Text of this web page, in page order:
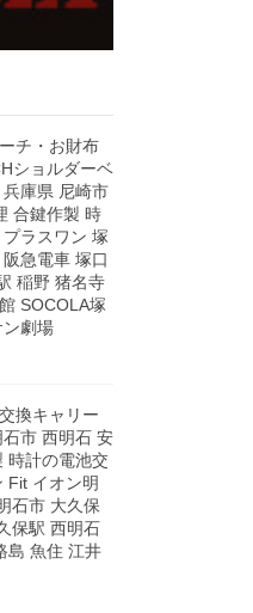
チ・お財布
ショルダーベ
庫県 尼崎市
合鍵作製 時
ラスワン 塚
急電車 塚口
稲野 猪名寺
SOCOLA塚
劇場
換キャリー
市 西明石 安
時計の電池交
Fit イオン明
石市 大久保
保駅 西明石
島 魚住 江井